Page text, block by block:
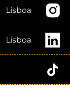
Lisboa
Lisboa